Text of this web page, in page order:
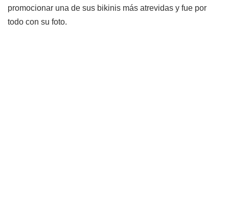
promocionar una de sus bikinis más atrevidas y fue por
todo con su foto.